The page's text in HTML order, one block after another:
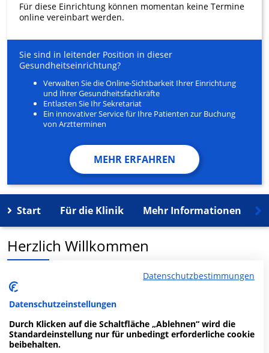
Für diese Einrichtung können momentan keine Termine
online vereinbart werden.
Sie sind in leitender Position in dieser
Gesundheitseinrichtung?
Verwalten Sie die Online-Sichtbarkeit Ihrer Einrichtung
und Ihrer Gesundheitsfachkräfte
Entlasten Sie Ihr Sekretariat
Ein innovativer Service für Ihre Patienten zur Buchung
von Arztterminen
MEHR ERFAHREN
Start Für die Klinik Mehr Informationen
Herzlich Willkommen
LASERMED MVZ GmbH Augenarzt Märkische Allee in der
Märkische Allee 172 ist ein medizinisches
Versorgungszentrum in Berlin.
Mehr Informationen
Datenschutzbestimmungen
Datenschutzeinstellungen
Durch Klicken auf die Schaltfläche „Ablehnen“ wird die
Standardeinstellung nur für unbedingt erforderliche cookie
beibehalten.